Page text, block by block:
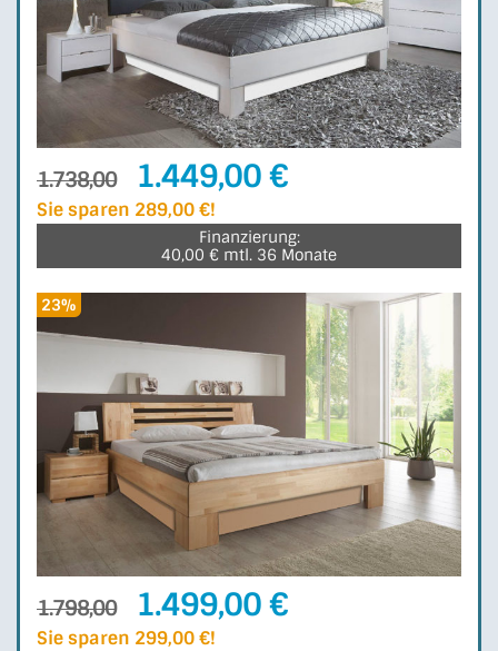
1.738,00 1.449,00 €
Sie sparen 289,00 €!
Finanzierung:
40,00 € mtl. 36 Monate
23%
1.798,00 1.499,00 €
Sie sparen 299,00 €!